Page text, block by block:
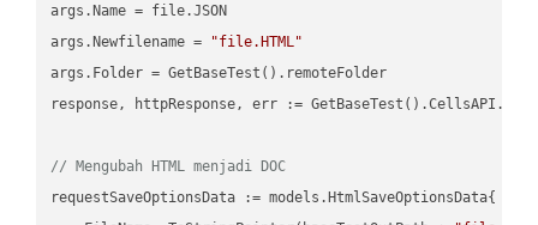
args.Name = file.JSON
args.Newfilename =
"file.HTML"
args.Folder = GetBaseTest().remoteFolder
response, httpResponse, err :=
// Mengubah HTML menjadi DOC
requestSaveOptionsData := models.HtmlSaveOptionsData{